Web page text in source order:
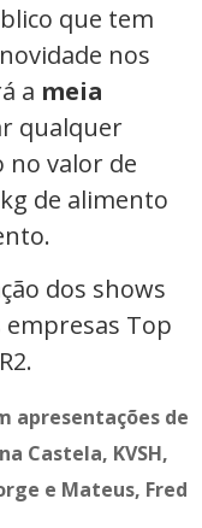
que tem
nos
a meia
qualquer
no valor de
de alimento
dos shows
empresas Top
apresentações de
Castela, KVSH,
e Mateus, Fred